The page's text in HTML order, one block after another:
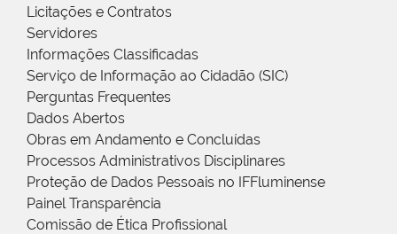
Licitações e Contratos
Servidores
Informações Classificadas
Serviço de Informação ao Cidadão (SIC)
Perguntas Frequentes
Dados Abertos
Obras em Andamento e Concluídas
Processos Administrativos Disciplinares
Proteção de Dados Pessoais no IFFluminense
Painel Transparência
Comissão de Ética Profissional